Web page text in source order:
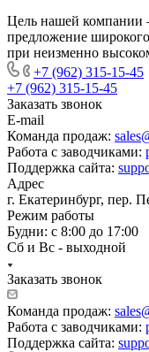
Цель нашей
предложение
при неизменно
+7 (962) 315-15-45
+7 (962) 315-15-45
Заказать звонок
E-mail
Команда продаж:
Работа с заводчиками:
Поддержка сайта:
Адрес
г. Екатеринбург, пер.
Режим работы
Будни: с 8:00 до 17:00
Сб и Вс - выходной
Заказать звонок
Команда продаж:
Работа с заводчиками:
Поддержка сайта: